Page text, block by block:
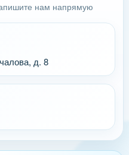
нам напрямую
д. 8